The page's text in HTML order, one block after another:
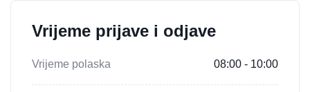
Vrijeme prijave i odjave
Vrijeme polaska 08:00 - 10:00